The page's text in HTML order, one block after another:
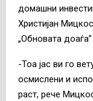
домашни
Христијан
„Обновата
-Тоа јас ви го
осмислени и
раст, рече